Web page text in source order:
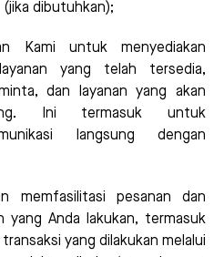
(jika dibutuhkan);
Kami untuk menyediakan
yang telah tersedia,
dan layanan yang akan
Ini termasuk untuk
langsung dengan
memfasilitasi pesanan dan
yang Anda lakukan, termasuk
yang dilakukan melalui